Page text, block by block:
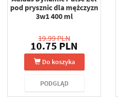
pod prysznic dla mężczyzn
3w1 400 ml
19.99 PLN
10.75 PLN
Do koszyka
PODGLĄD